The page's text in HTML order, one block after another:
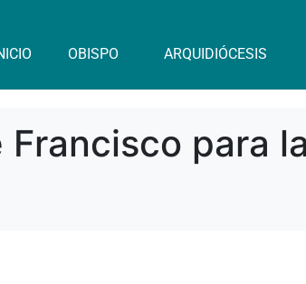
OBISPO ARQUIDIÓCESIS
para